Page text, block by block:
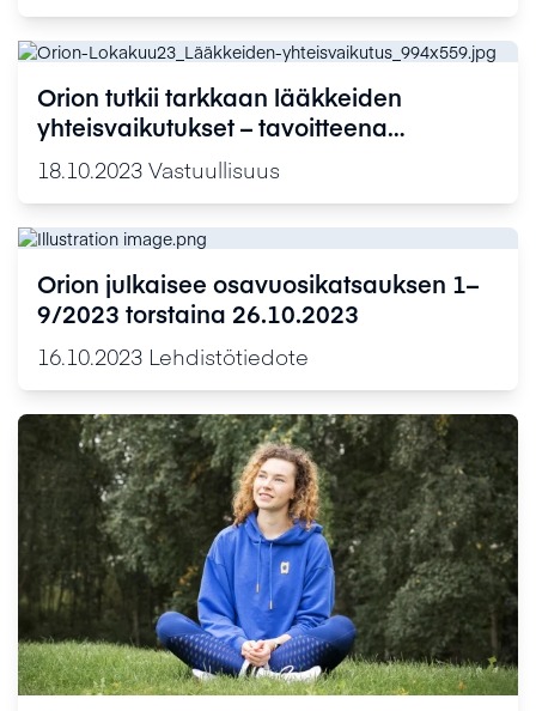
Orion tutkii tarkkaan lääkkeiden
yhteisvaikutukset – tavoitteena
turvallinen lääkehoito
18.10.2023 Vastuullisuus
Orion julkaisee osavuosikatsauksen 1–
9/2023 torstaina 26.10.2023
16.10.2023 Lehdistötiedote